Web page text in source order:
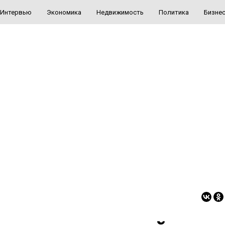
Интервью Экономика Недвижимость Политика Бизнес